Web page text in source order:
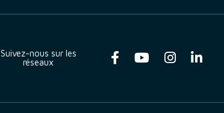
Suivez-nous sur les
réseaux